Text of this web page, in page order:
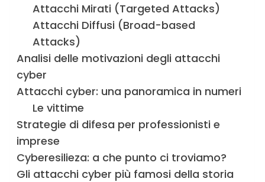
Attacchi Mirati (Targeted Attacks)
Attacchi Diffusi (Broad-based
Attacks)
Analisi delle motivazioni degli attacchi
cyber
Attacchi cyber: una panoramica in numeri
Le vittime
Strategie di difesa per professionisti e
imprese
Cyberesilieza: a che punto ci troviamo?
Gli attacchi cyber più famosi della storia